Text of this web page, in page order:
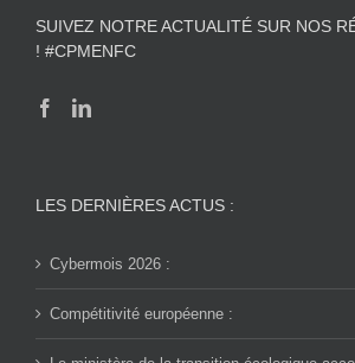
SUIVEZ NOTRE ACTUALITÉ SUR NOS
! #CPMENFC
LES DERNIÈRES ACTUS :
Cybermois 2026 :
Compétitivité européenne :